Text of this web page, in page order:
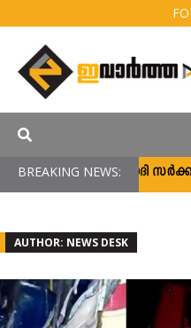
BREAKING NEWS:
നരേന്ദ്രമോദി
AUTHOR: NEWS DESK